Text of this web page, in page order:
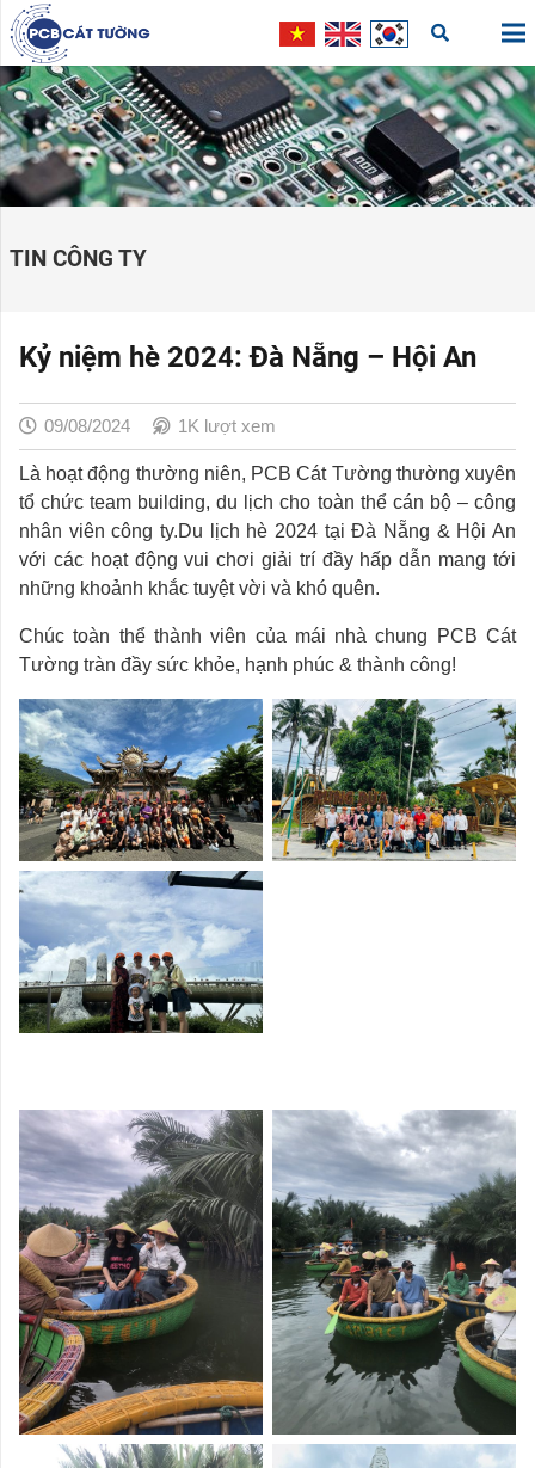
TIN CÔNG TY
Kỷ niệm hè 2024: Đà Nẵng – Hội An
09/08/2024 1K lượt xem
Là hoạt động thường niên, PCB Cát Tường thường xuyên
tổ chức team building, du lịch cho toàn thể cán bộ – công
nhân viên công ty.Du lịch hè 2024 tại Đà Nẵng & Hội An
với các hoạt động vui chơi giải trí đầy hấp dẫn mang tới
những khoảnh khắc tuyệt vời và khó quên.
Chúc toàn thể thành viên của mái nhà chung PCB Cát
Tường tràn đầy sức khỏe, hạnh phúc & thành công!